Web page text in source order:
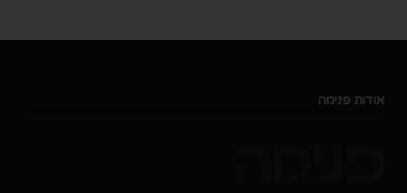
אודות פנימה